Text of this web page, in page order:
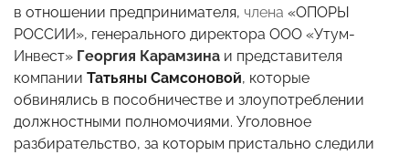
в отношении предпринимателя, члена «ОПОРЫ
РОССИИ», генерального директора ООО «Утум-
Инвест» Георгия Карамзина и представителя
компании Татьяны Самсоновой, которые
обвинялись в пособничестве и злоупотреблении
должностными полномочиями. Уголовное
разбирательство, за которым пристально следили